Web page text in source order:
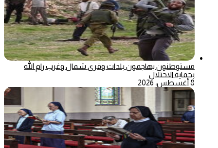
مستوطنون يهاجمون بلدات وقرى شمال وغرب رام الله
بحماية الاحتلال
8 أغسطس، 2026